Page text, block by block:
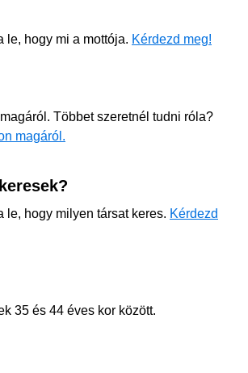
le, hogy mi a mottója. Kérdezd meg!
Többet szeretnél tudni róla?
magáról.
le, hogy milyen társat keres. Kérdezd
35 és 44 éves kor között.